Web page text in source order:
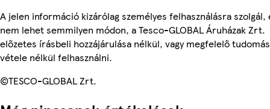
A jelen információ kizárólag személyes felhasználásra szolgál,
nem lehet semmilyen módon, a Tesco-GLOBAL Áruházak Zrt.
előzetes írásbeli hozzájárulása nélkül, vagy megfelelő
vétele nélkül felhasználni.
©TESCO-GLOBAL Zrt.